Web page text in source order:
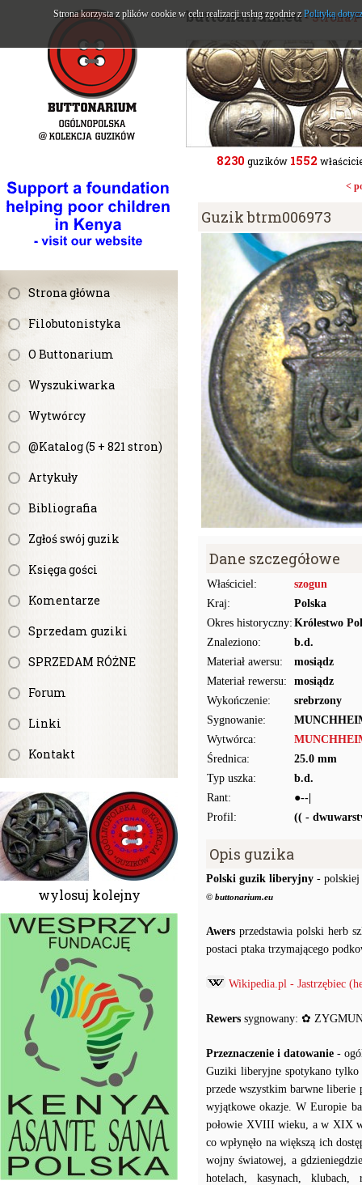
Strona główna
Filobutonistyka
O Buttonarium
Wyszukiwarka
Wytwórcy
@Katalog (5 + 821 stron)
Artykuły
Bibliografia
Zgłoś swój guzik
Księga gości
Komentarze
Sprzedam guziki
SPRZEDAM RÓŻNE
Forum
Linki
Kontakt
wylosuj kolejny
buttonarium.eu- Strona
8230 guzików 1552
<
Guzik btrm006973
Dane szczegółowe
Właściciel:
szogun
Kraj:
Polska
Okres historyczny: Królestwo
Znaleziono:
b.d.
Materiał awersu:
mosiądz
Materiał rewersu:
mosiądz
Wykończenie:
srebrzony
Sygnowanie:
Wytwórca:
Średnica:
25.0 mm
Typ uszka:
b.d.
Rant:
●--|
Profil:
(( -
Opis guzika
Polski guzik liberyjny - polskiej
© buttonarium.eu
Awers przedstawia polski herb
postaci ptaka trzymającego
Wikipedia.pl - Jastrzębiec
Rewers sygnowany: ✿
Przeznaczenie i datowanie -
Guziki liberyjne spotykano
przede wszystkim barwne liberie
wyjątkowe okazje. W Europie
połowie XVIII wieku, a w XIX
co wpłynęło na większą ich
wojny światowej, a
hotelach, kasynach,
Strona korzysta z plików cookie w celu realizacji usług zgodnie z Polityką